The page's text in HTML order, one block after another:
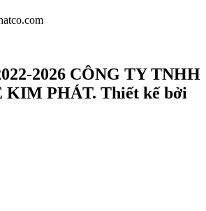
2026 CÔNG TY TNHH
KIM PHÁT. Thiết kế bởi